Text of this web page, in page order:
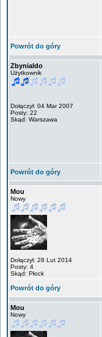
Powrót do góry
Zbynialdo
Użytkownik
Dołączył: 04 Mar 2007
Posty: 22
Skąd: Warszawa
Powrót do góry
Mou
Nowy
Dołączył: 28 Lut 2014
Posty: 4
Skąd: Płock
Powrót do góry
Mou
Nowy